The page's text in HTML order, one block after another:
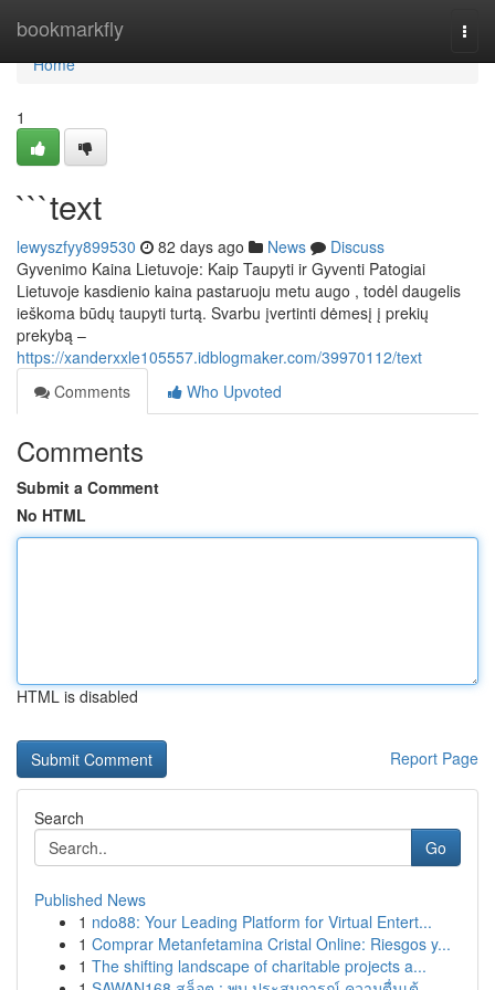
bookmarkfly
Home
Home
1
```text
lewyszfyy899530 82 days ago News
Discuss
Gyvenimo Kaina Lietuvoje: Kaip Taupyti ir Gyventi Patogiai
Lietuvoje kasdienio kaina pastaruoju metu augo , todėl daugelis
ieškoma būdų taupyti turtą. Svarbu įvertinti dėmesį į prekių
prekybą –
https://xanderxxle105557.idblogmaker.com/39970112/text
Comments
Who Upvoted
Comments
Submit a Comment
No HTML
HTML is disabled
Report Page
Search
Go
Published News
1 ndo88: Your Leading Platform for Virtual Entert...
1 Comprar Metanfetamina Cristal Online: Riesgos y...
1 The shifting landscape of charitable projects a...